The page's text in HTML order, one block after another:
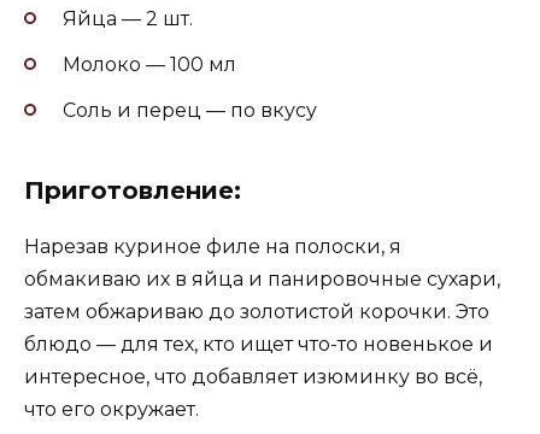
Яйца — 2 шт.
Молоко — 100 мл
Соль и перец — по вкусу
Приготовление:
Нарезав куриное филе на полоски, я
обмакиваю их в яйца и панировочные сухари,
затем обжариваю до золотистой корочки. Это
блюдо — для тех, кто ищет что-то новенькое и
интересное, что добавляет изюминку во всё,
что его окружает.